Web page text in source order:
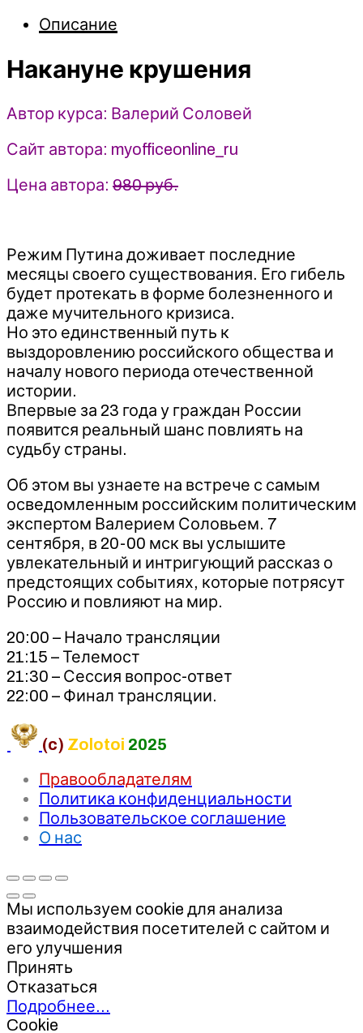
Соловей
(07.09.2023)
Описание
Накануне крушения
Автор курса: Валерий Соловей
Сайт автора: myofficeonline_ru
Цена автора: 980 руб.
Режим Путина доживает последние
месяцы своего существования. Его гибель
будет протекать в форме болезненного и
даже мучительного кризиса.
Но это единственный путь к
выздоровлению российского общества и
началу нового периода отечественной
истории.
Впервые за 23 года у граждан России
появится реальный шанс повлиять на
судьбу страны.
Об этом вы узнаете на встрече с самым
осведомленным российским политическим
экспертом Валерием Соловьем. 7
сентября, в 20-00 мск вы услышите
увлекательный и интригующий рассказ о
предстоящих событиях, которые потрясут
Россию и повлияют на мир.
20:00 – Начало трансляции
21:15 – Телемост
21:30 – Сессия вопрос-ответ
22:00 – Финал трансляции.
(c) Zolotoi 2025
Правообладателям
Политика конфиденциальности
Пользовательское соглашение
О нас
Мы используем cookie для анализа
взаимодействия посетителей с сайтом и
его улучшения
Принять
Отказаться
Подробнее…
Cookie